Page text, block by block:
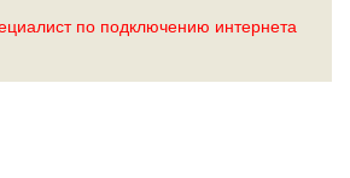
по подключению интернета